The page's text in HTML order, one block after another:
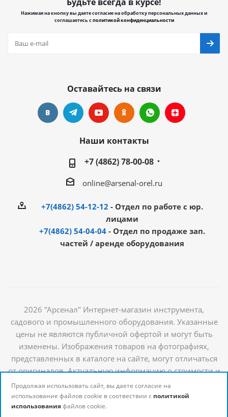
Нажимая на кнопку вы даете согласие на обработку персональных данных и
соглашаетесь сполитикой конфиденциальности
Оставайтесь на связи
Наши контакты
+7 (4862) 78-00-08
online@arsenal-orel.ru
+7(4862) 54-12-12 - Отдел по работе с юр.
лицами
+7(4862) 54-04-04 - Отдел по продаже зап.
частей / аренде оборудования
2026 "Арсенал" Интернет-магазин инструмента,
садового и промышленного оборудования. Указанные
цены не являются публичной офертой и могут быть
изменены. Изображения товаров на фотографиях,
представленных в каталоге на сайте, могут отличаться
от оригиналов. Актуальную информацию о стоимости и
наличии товаров можно получить у наших
менеджеров
Продолжая использовать сайт, вы даете согласие на
использование файлов cookie в соотвествии с политикой
использованияфайлов cookie.